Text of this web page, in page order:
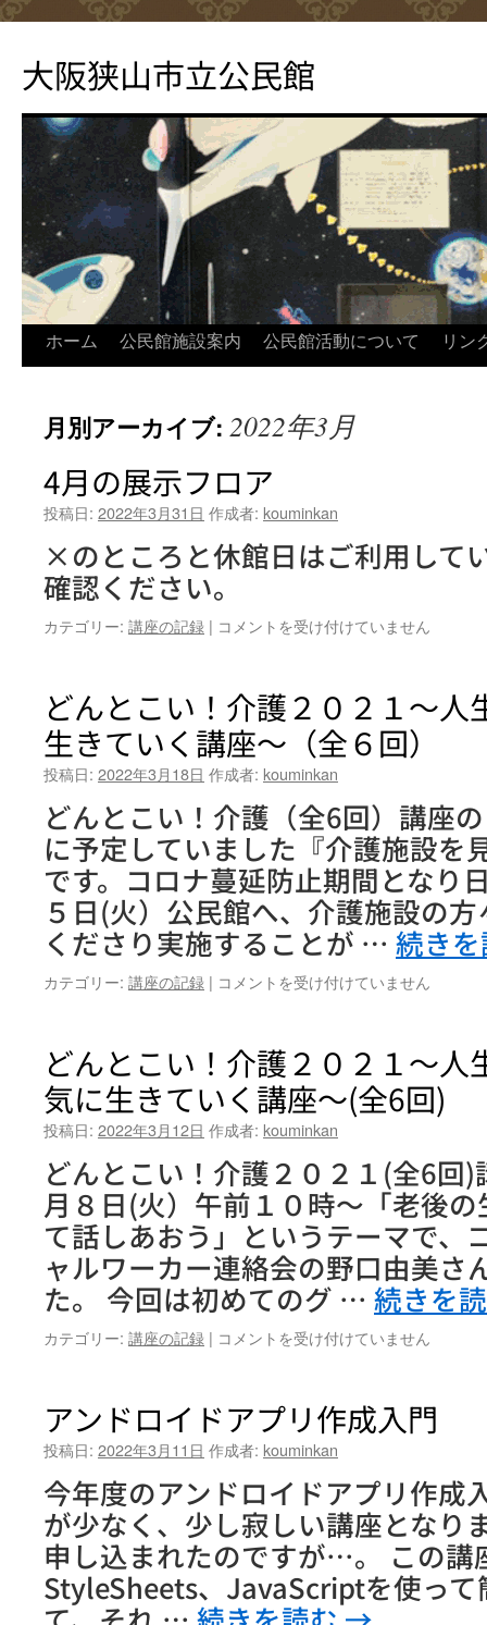
テ
ン
へ
ッ
大阪狭山市立公民館
ホーム 公民館施設案内 公民館活動について リン
月別アーカイブ: 2022年3月
4月の展示フロア
投稿日: 2022年3月31日 作成者: kouminkan
×のところと休館日はご利用して
確認ください。
カテゴリー: 講座の記録 | 4
示
フ
ロ
ア
コメントを受け付けていません
どんとこい！介護２０２１～人
生きていく講座～（全６回）
投稿日: 2022年3月18日 作成者: kouminkan
どんとこい！介護（全6回）講座
に予定していました『介護施設を
です。コロナ蔓延防止期間となり
５日(火）公民館へ、介護施設の
くださり実施することが … 続き
カテゴリー: 講座の記録 | ど
い！
介
護
２
２
１
～
生
100
年
代
に
生
き
て
い
く
講
座
～
（全
コメントを受け付けていません
どんとこい！介護２０２１～人
気に生きていく講座～(全6回)
投稿日: 2022年3月12日 作成者: kouminkan
どんとこい！介護２０２１(全6回
月８日(火）午前１０時～「老後
て話しあおう」というテーマで、
ャルワーカー連絡会の野口由美さ
た。 今回は初めてのグ … 続きを
カテゴリー: 講座の記録 | ど
い！
介
２
０
２
１
～
人
生
コメントを受け付けていません
アンドロイドアプリ作成入門
投稿日: 2022年3月11日 作成者: kouminkan
今年度のアンドロイドアプリ作成
が少なく、少し寂しい講座となり
申し込まれたのですが…。 この講
StyleSheets、JavaScriptを使って